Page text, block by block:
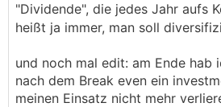
"Dividende", die jedes Jahr aufs
heißt ja immer, man soll
und noch mal edit: am Ende hab
nach dem Break even ein
meinen Einsatz nicht mehr